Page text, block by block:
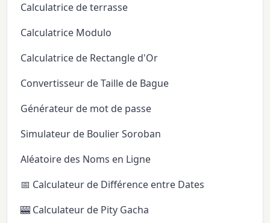
Calculatrice de terrasse
Calculatrice Modulo
Calculatrice de Rectangle d'Or
Convertisseur de Taille de Bague
Générateur de mot de passe
Simulateur de Boulier Soroban
Aléatoire des Noms en Ligne
📅 Calculateur de Différence entre Dates
🎰 Calculateur de Pity Gacha